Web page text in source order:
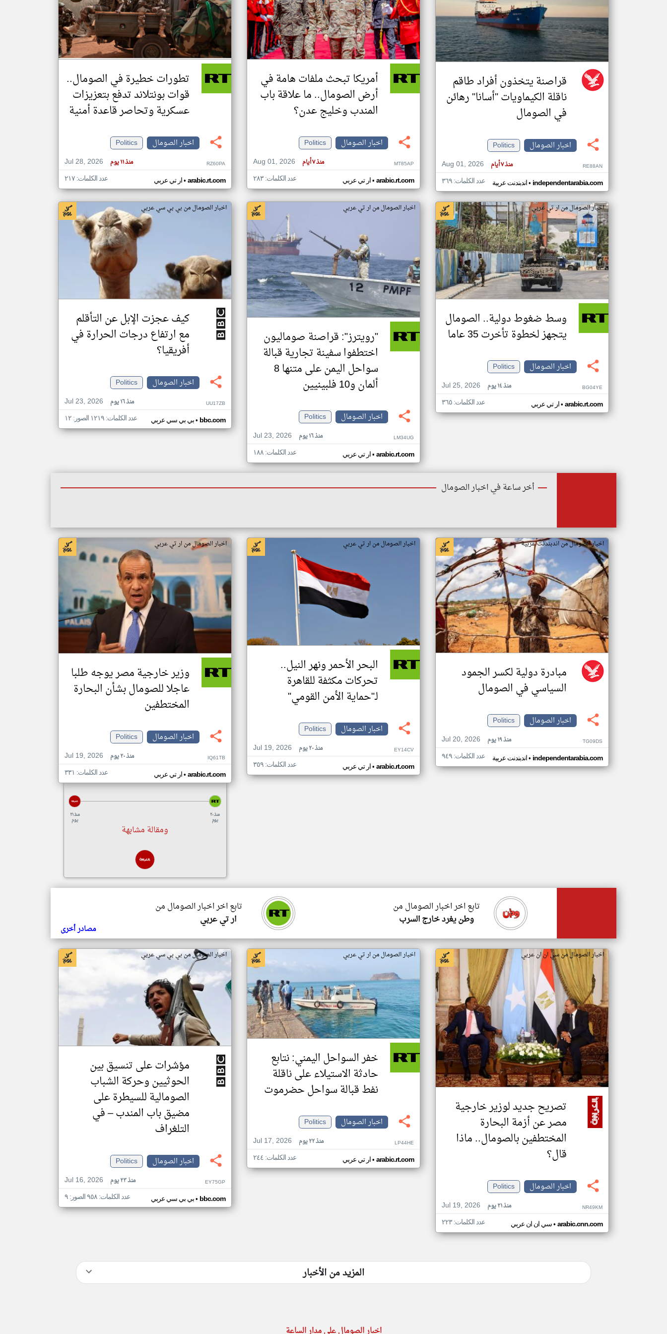
تغيير الدولة
مصادر الأخبار من الصومال
اخبار الصومال على مدار الساعة
أهم اخبار الصومال العاجلة والمباشرة
قراصنة يتخذون أفراد طاقم
ناقلة الكيماويات "أسانا" رهائن
في الصومال
اخبار الصومال
Politics
Aug 01, 2026
منذ ٧ أيام RE88AN
اندبندنت عربية• independentarabia.com عدد الكلمات: ٣٦٩
أمريكا تبحث ملفات هامة في
أرض الصومال.. ما علاقة باب
المندب وخليج عدن؟
اخبار الصومال
Politics
Aug 01, 2026
منذ ٧ أيام MT85AP
ار تي عربي• arabic.rt.com عدد الكلمات: ٢٨٣
تطورات خطيرة في الصومال..
قوات بونتلاند تدفع بتعزيزات
عسكرية وتحاصر قاعدة أمنية
اخبار الصومال
Politics
Jul 28, 2026
منذ ١١ يوم RZ60PA
ار تي عربي• arabic.rt.com عدد الكلمات: ٢١٧
اخبار الصومال من ار تي عربي
وسط ضغوط دولية.. الصومال
يتجهز لخطوة تأخرت 35 عاما
اخبار الصومال
Politics
Jul 25, 2026
منذ ١٤ يوم BG04YE
ار تي عربي• arabic.rt.com عدد الكلمات: ٣٦٥
اخبار الصومال من ار تي عربي
"رويترز": قراصنة صوماليون
اختطفوا سفينة تجارية قبالة
سواحل اليمن على متنها 8
ألمان و10 فلبينيين
اخبار الصومال
Politics
Jul 23, 2026
منذ ١٦ يوم LM34UG
ار تي عربي• arabic.rt.com عدد الكلمات: ١٨٨
اخبار الصومال من بي بي سي عربي
كيف عجزت الإبل عن التأقلم
مع ارتفاع درجات الحرارة في
أفريقيا؟
اخبار الصومال
Politics
Jul 23, 2026
منذ ١٦ يوم UU17ZB
بي بي سي عربي• bbc.com عدد الكلمات: ١٢١٩ الصور: ١٢
أخر ساعة في اخبار الصومال
اخبار الصومال من اندبندنت عربية
مبادرة دولية لكسر الجمود
السياسي في الصومال
اخبار الصومال
Politics
Jul 20, 2026
منذ ١٩ يوم TG09DS
اندبندنت عربية• independentarabia.com عدد الكلمات: ٩٤٩
اخبار الصومال من ار تي عربي
البحر الأحمر ونهر النيل..
تحركات مكثفة للقاهرة
لـ"حماية الأمن القومي"
اخبار الصومال
Politics
Jul 19, 2026
منذ ٢٠ يوم EY14CV
ار تي عربي• arabic.rt.com عدد الكلمات: ٣٥٩
اخبار الصومال من ار تي عربي
وزير خارجية مصر يوجه طلبا
عاجلا للصومال بشأن البحارة
المختطفين
اخبار الصومال
Politics
Jul 19, 2026
منذ ٢٠ يوم IQ61TB
ار تي عربي• arabic.rt.com عدد الكلمات: ٣٣١
منذ ٢١
يوم
منذ ٢٠
يوم
ومقالة مشابهة
تابع اخر اخبار الصومال من
ار تي عربي
تابع اخر اخبار الصومال من
وطن يغرد خارج السرب
مصادر أخرى
اخبار الصومال من سي ان ان عربي
تصريح جديد لوزير خارجية
مصر عن أزمة البحارة
المختطفين بالصومال.. ماذا
قال؟
اخبار الصومال
Politics
Jul 19, 2026
منذ ٢١ يوم NR49KM
سي ان ان عربي• arabic.cnn.com عدد الكلمات: ٢٢٣
اخبار الصومال من ار تي عربي
خفر السواحل اليمني: نتابع
حادثة الاستيلاء على ناقلة
نفط قبالة سواحل حضرموت
اخبار الصومال
Politics
Jul 17, 2026
منذ ٢٢ يوم LP44HE
ار تي عربي• arabic.rt.com عدد الكلمات: ٢٤٤
اخبار الصومال من بي بي سي عربي
مؤشرات على تنسيق بين
الحوثيين وحركة الشباب
الصومالية للسيطرة على
مضيق باب المندب – في
التلغراف
اخبار الصومال
Politics
Jul 16, 2026
منذ ٢٣ يوم EY75GP
بي بي سي عربي• bbc.com عدد الكلمات: ٩٥٨ الصور: ٩
المزيد من الأخبار
klyoum.com